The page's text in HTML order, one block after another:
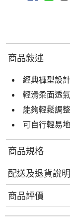
商品敍述
經典褲型設
輕滑柔面透
能夠輕鬆調
可自行輕易
商品規格
配送及退貨說明
商品評價